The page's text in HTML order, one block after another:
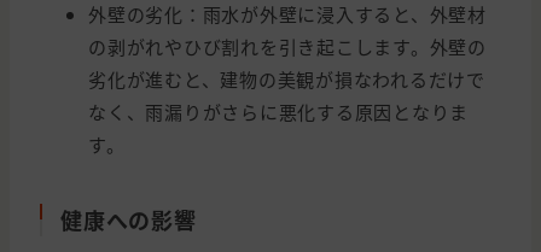
外壁の劣化：雨水が外壁に浸入すると、外壁材
の剥がれやひび割れを引き起こします。外壁の
劣化が進むと、建物の美観が損なわれるだけで
なく、雨漏りがさらに悪化する原因となりま
す。
健康への影響